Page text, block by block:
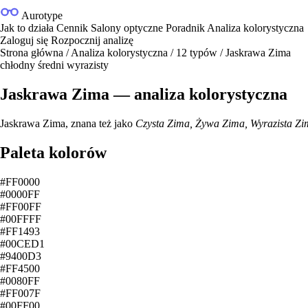
Aurotype
Jak to działa Cennik Salony optyczne Poradnik Analiza kolorystyczna
Zaloguj się Rozpocznij analizę
Strona główna / Analiza kolorystyczna / 12 typów / Jaskrawa Zima
chłodny średni wyrazisty
Jaskrawa Zima — analiza kolorystyczna
Jaskrawa Zima, znana też jako Czysta Zima, Żywa Zima, Wyrazista
Paleta kolorów
#FF0000
#0000FF
#FF00FF
#00FFFF
#FF1493
#00CED1
#9400D3
#FF4500
#0080FF
#FF007F
#00FF00